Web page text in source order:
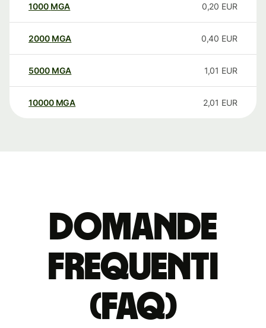
1000 MGA 0,20 EUR
2000 MGA 0,40 EUR
5000 MGA 1,01 EUR
10000 MGA 2,01 EUR
Domande
Frequenti
(FAQ)